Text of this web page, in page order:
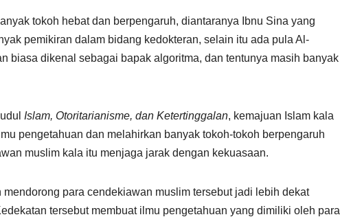
tokoh hebat dan berpengaruh, diantaranya Ibnu Sina yang
pemikiran dalam bidang kedokteran, selain itu ada pula Al-
biasa dikenal sebagai bapak algoritma, dan tentunya masih banyak
Islam, Otoritarianisme, dan Ketertinggalan, kemajuan Islam kala
pengetahuan dan melahirkan banyak tokoh-tokoh berpengaruh
muslim kala itu menjaga jarak dengan kekuasaan.
para cendekiawan muslim tersebut jadi lebih dekat
tersebut membuat ilmu pengetahuan yang dimiliki oleh para